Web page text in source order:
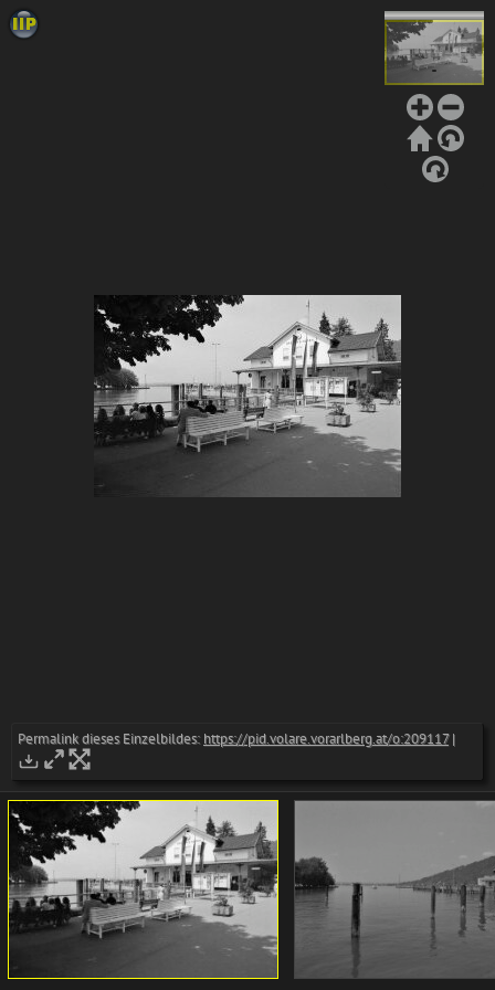
Permalink dieses Einzelbildes:https://pid.volare.vorarlberg.at/o:209117|